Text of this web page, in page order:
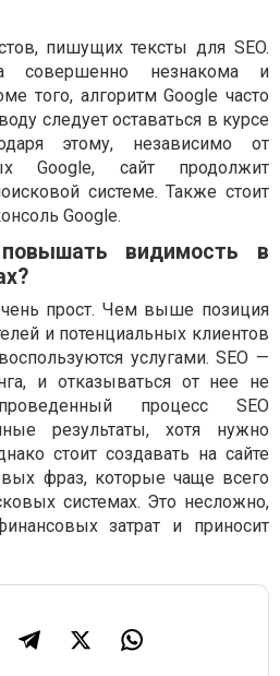
пишущих тексты для SEO.
совершенно незнакома и
того, алгоритм Google часто
следует оставаться в курсе
этому, независимо от
Google, сайт продолжит
системе. Также стоит
Google.
видимость в
прост. Чем выше позиция
и потенциальных клиентов
услугами. SEO —
и отказываться от нее не
процесс SEO
результаты, хотя нужно
стоит создавать на сайте
фраз, которые чаще всего
системах. Это несложно,
затрат и приносит